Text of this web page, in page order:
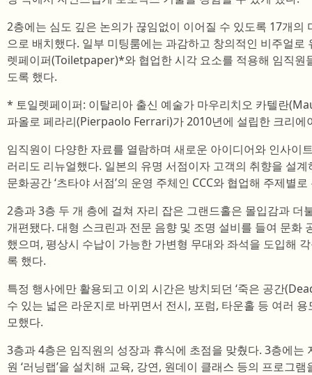
2층에는 심도 깊은 논의가 끊임없이 이어질 수 있도록 17개의
으로 배치했다. 일부 미팅룸에는 과감하고 창의적인 비주얼
렛페이퍼(Toiletpaper)*와 협업한 시각 요소를 적용해 임직원
도록 했다.
* 토일렛페이퍼: 이탈리아 출신 예술가 마우리치오 카텔란
파올로 페라리(Pierpaolo Ferrari)가 2010년에 설립한 크리에
임직원이 다양한 자료를 열람하며 새로운 아이디어와 인사이
러리도 리뉴얼했다. 일본의 유명 서점이자 고객의 취향을 설
문화공간 ‘츠타야 서점’의 운영 주체인 CCC와 협업해 주제별
2층과 3층 두 개 층에 걸쳐 자리 잡은 그랜드홀은 몰입감과 더
개편됐다. 대형 스크린과 전문 음향 및 조명 설비를 들여 문화
했으며, 평상시 수납이 가능한 가변형 무대와 좌석을 도입해
록 했다.
특정 행사에만 활용되고 이외 시간은 방치되던 ‘죽은 공간
수 있는 넓은 라운지로 바뀌면서 전시, 포럼, 타운홀 등 여러
모했다.
3층과 4층은 임직원의 성장과 휴식에 초점을 맞췄다. 3층에는
원 ‘러닝랩’을 설치해 교육, 강연, 원데이 클래스 등의 프로그